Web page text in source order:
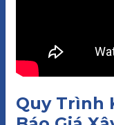
Quy Trình